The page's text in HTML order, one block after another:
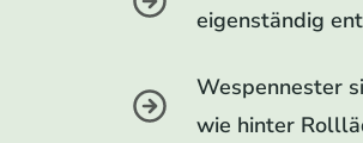
eigenständig
Wespennester
wie hinter